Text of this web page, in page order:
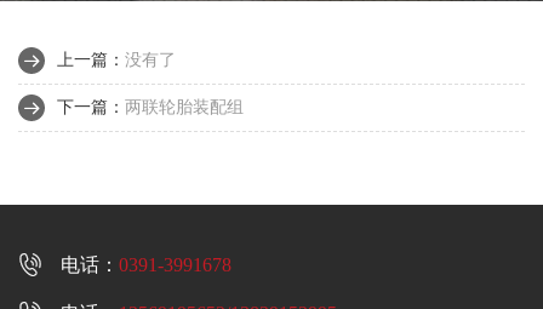
上一篇： 没有了
下一篇： 两联轮胎装配组
 电话： 0391-3991678